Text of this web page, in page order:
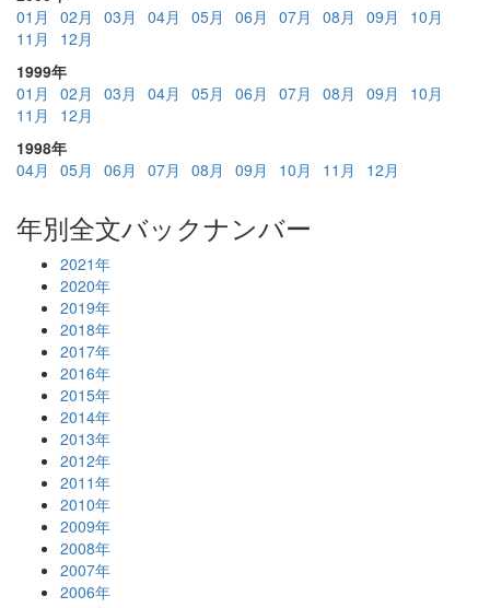
01月
02月 03月 04月 05月 06月 07月 08月 09月
10月
11月
12月
1999年
01月
02月 03月 04月 05月 06月 07月 08月 09月
10月
11月
12月
1998年
04月
05月 06月 07月 08月 09月 10月 11月 12月
年別全文バックナンバー
2021年
2020年
2019年
2018年
2017年
2016年
2015年
2014年
2013年
2012年
2011年
2010年
2009年
2008年
2007年
2006年